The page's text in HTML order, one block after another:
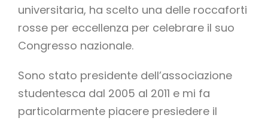
universitaria, ha scelto una delle roccaforti
rosse per eccellenza per celebrare il suo
Congresso nazionale.
Sono stato presidente dell’associazione
studentesca dal 2005 al 2011 e mi fa
particolarmente piacere presiedere il